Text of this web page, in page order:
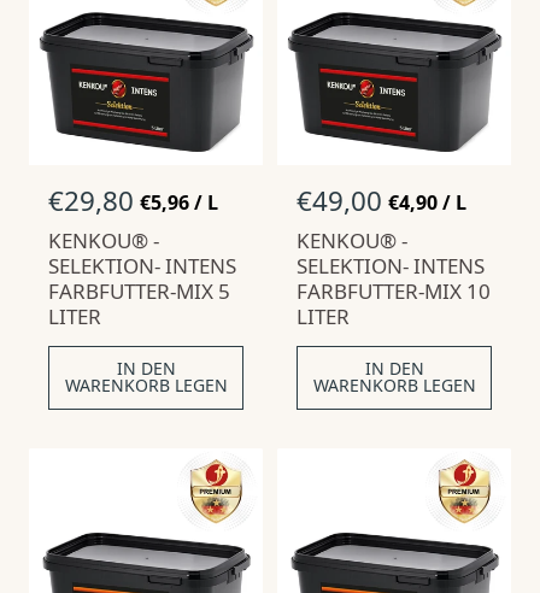
N
o
r
m
a
l
p
e
€29,80 S
Ü
C
K
P
I
S
€5,96/
O
L
KENKOU® -
SELEKTION- INTENS
FARBFUTTER-MIX 5
LITER
IN DEN
WARENKORB LEGEN
N
o
r
m
a
l
p
e
€49,00 S
Ü
C
K
P
I
S
€4,90/
O
L
KENKOU® -
SELEKTION- INTENS
FARBFUTTER-MIX 10
LITER
IN DEN
WARENKORB LEGEN